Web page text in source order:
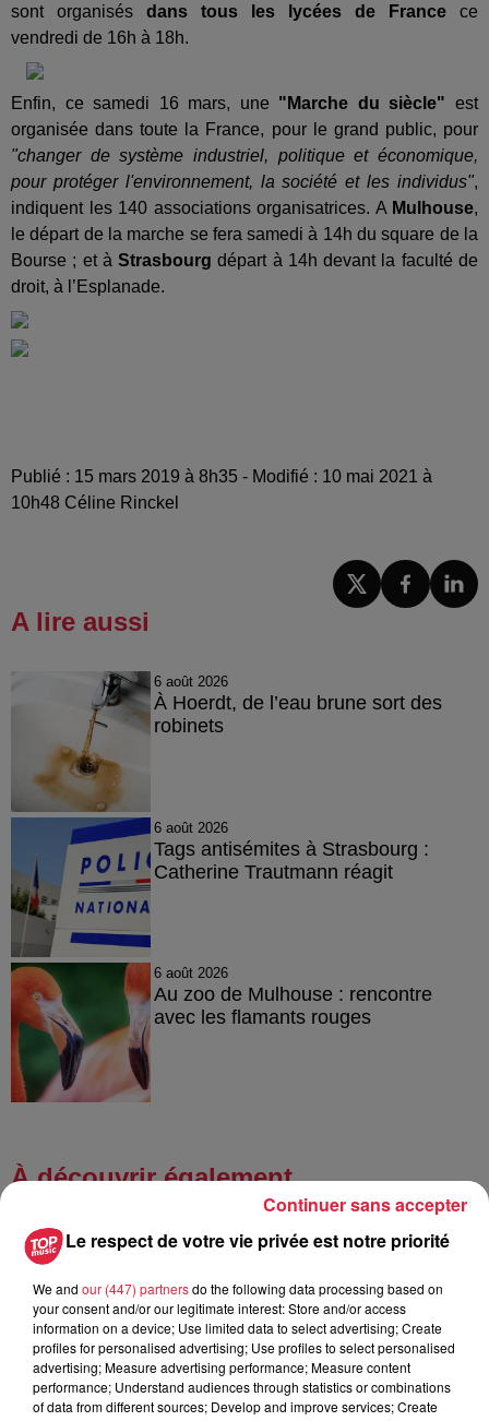
sont organisés dans tous les lycées de France ce
vendredi de 16h à 18h.
Enfin, ce samedi 16 mars, une "Marche du siècle" est
organisée dans toute la France, pour le grand public, pour
"changer de système industriel, politique et économique,
pour protéger l'environnement, la société et les individus",
indiquent les 140 associations organisatrices. A Mulhouse,
le départ de la marche se fera samedi à 14h du square de la
Bourse ; et àStrasbourg départ à 14h devant la faculté de
droit, à l’Esplanade.
Publié : 15 mars 2019 à 8h35 - Modifié : 10 mai 2021 à
10h48 Céline Rinckel
A lire aussi
6 août 2026
À Hoerdt, de l’eau brune sort des
robinets
6 août 2026
Tags antisémites à Strasbourg :
Catherine Trautmann réagit
6 août 2026
Au zoo de Mulhouse : rencontre
avec les flamants rouges
À découvrir également
Le respect de votre vie privée est notre priorité
We and our (447) partnersdo the following data processing based on
your consent and/or our legitimate interest: Store and/or access
information on a device; Use limited data to select advertising; Create
profiles for personalised advertising; Use profiles to select personalised
advertising; Measure advertising performance; Measure content
performance; Understand audiences through statistics or combinations
of data from different sources; Develop and improve services; Create
Continuer sans accepter